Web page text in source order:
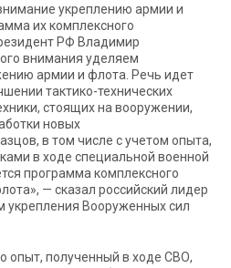
укреплению армии и
их комплексного
РФ Владимир
внимания уделяем
армии и флота. Речь идет
тактико-технических
стоящих на вооружении,
новых
в том числе с учетом опыта,
в ходе специальной военной
программа комплексного
— сказал российский лидер
укрепления Вооруженных сил
опыт, полученный в ходе СВО,